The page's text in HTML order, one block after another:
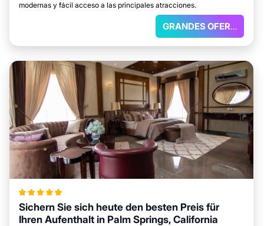
modernas y fácil acceso a las principales atracciones.
GRANDES OFERTAS
Sichern Sie sich heute den besten Preis für
Ihren Aufenthalt in Palm Springs, California